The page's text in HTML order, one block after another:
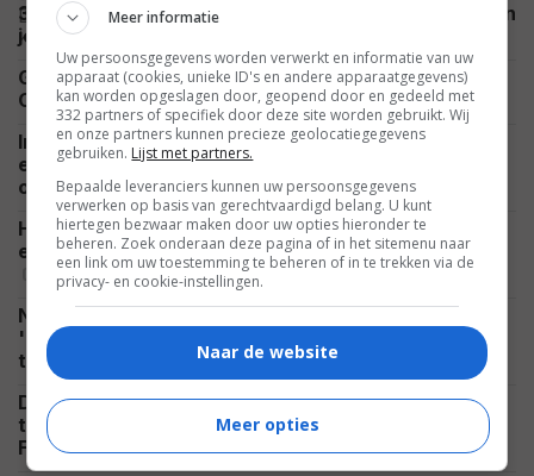
3 dikke aanraders die nu gewoon op Netflix staan en
je avond flink wat kleur geven
Guy Ritchie's nieuwste actiespektakel met Henry
Cavill kijk je binnenkort thuis vanaf de bankNIEUWS
In 'Harry Potter and the Chamber of Secrets' zit
een scène waarin Harry Potter een grote filmfout
onthult FEATURED
Hij speelde in 'The Dark Knight, maar Eric Roberts
en zijn zus Julia Roberts waren niet altijd vrienden
CELEBRITY
Na vijf films is het eind deze maand tijd voor
'Insidious: Out of the Further': bekijk de nieuwste
trailer
De hoofdrolspeler is een leugenaar, budgetten veel
te hoog en de films tenenkrommend: 'Fast &
Furious' is passéFEATURED
Meer informatie
Uw persoonsgegevens worden verwerkt en informatie van uw
apparaat (cookies, unieke ID's en andere apparaatgegevens)
kan worden opgeslagen door, geopend door en gedeeld met
332 partners of specifiek door deze site worden gebruikt. Wij
en onze partners kunnen precieze geolocatiegegevens
gebruiken. Lijst met partners.
Bepaalde leveranciers kunnen uw persoonsgegevens
verwerken op basis van gerechtvaardigd belang. U kunt
hiertegen bezwaar maken door uw opties hieronder te
beheren. Zoek onderaan deze pagina of in het sitemenu naar
een link om uw toestemming te beheren of in te trekken via de
privacy- en cookie-instellingen.
Naar de website
Meer opties